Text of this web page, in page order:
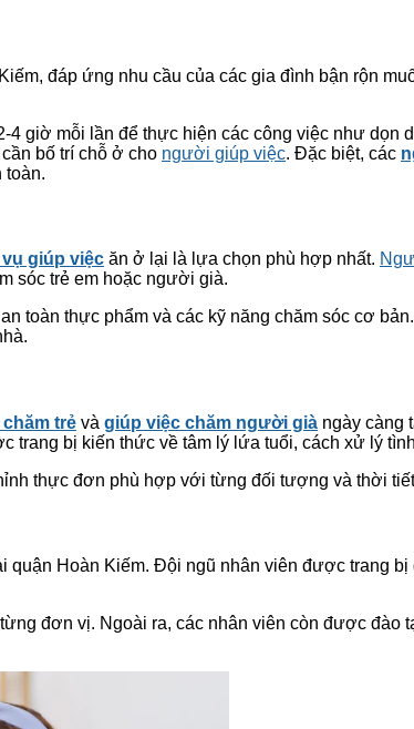
đáp ứng nhu cầu của các gia đình bận rộn
giờ mỗi lần để thực hiện các công việc như dọn
bố trí chỗ ở cho người giúp việc. Đặc biệt, các
toàn.
giúp việc ăn ở lại là lựa chọn phù hợp nhất.
sóc trẻ em hoặc người già.
toàn thực phẩm và các kỹ năng chăm sóc cơ
trẻ và giúp việc chăm người già ngày càng
bị kiến thức về tâm lý lứa tuổi, cách xử lý
thực đơn phù hợp với từng đối tượng và thời
Hoàn Kiếm. Đội ngũ nhân viên được trang bị
đơn vị. Ngoài ra, các nhân viên còn được đào